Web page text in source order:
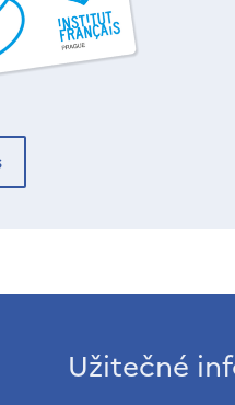
Užitečné